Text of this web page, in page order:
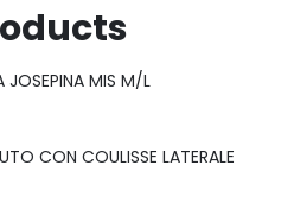
JOSEPINA MIS M/L
CON COULISSE LATERALE